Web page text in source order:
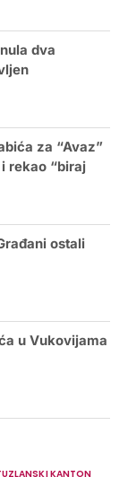
dva
za “Avaz”
rekao “biraj
ostali
u Vukovijama
KANTON